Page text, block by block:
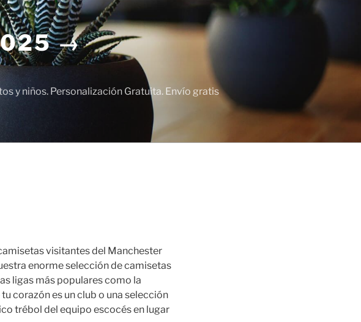
→
y niños. Personalización Gratuita. Envío gratis
visitantes del Manchester
enorme selección de camisetas
ligas más populares como la
corazón es un club o una selección
trébol del equipo escocés en lugar